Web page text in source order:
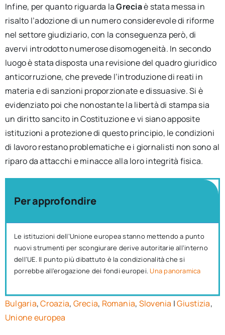
Infine, per quanto riguarda laGreciaè stata messa in
risalto l’adozione di un numero considerevole di riforme
nel settore giudiziario, con la conseguenza però, di
avervi introdotto numerose disomogeneità. In secondo
luogo è stata disposta una revisione del quadro giuridico
anticorruzione, che prevede l’introduzione di reati in
materia e di sanzioni proporzionate e dissuasive. Si è
evidenziato poi che nonostante la libertà di stampa sia
un diritto sancito in Costituzione e vi siano apposite
istituzioni a protezione di questo principio, le condizioni
di lavoro restano problematiche e i giornalisti non sono al
riparo da attacchi e minacce alla loro integrità fisica.
Per approfondire
Le istituzioni dell’Unione europea stanno mettendo a punto
nuovi strumenti per scongiurare derive autoritarie all’interno
dell’UE. Il punto più dibattuto è la condizionalità che si
porrebbe all’erogazione dei fondi europei.Una panoramica
Bulgaria,Croazia, Grecia, Romania, Slovenia |Giustizia,
Unione europea